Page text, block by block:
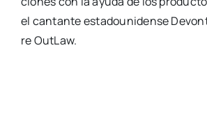
el can­tan­te esta­dou­ni­den­se
re OutLaw.